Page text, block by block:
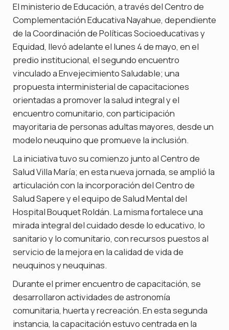
El ministerio de Educación, a través del Centro de
Complementación Educativa Nayahue, dependiente
de la Coordinación de Políticas Socioeducativas y
Equidad, llevó adelante el lunes 4 de mayo, en el
predio institucional, el segundo encuentro
vinculado a Envejecimiento Saludable; una
propuesta interministerial de capacitaciones
orientadas a promover la salud integral y el
encuentro comunitario, con participación
mayoritaria de personas adultas mayores, desde un
modelo neuquino que promueve la inclusión.
La iniciativa tuvo su comienzo junto al Centro de
Salud Villa María; en esta nueva jornada, se amplió la
articulación con la incorporación del Centro de
Salud Sapere y el equipo de Salud Mental del
Hospital Bouquet Roldán. La misma fortalece una
mirada integral del cuidado desde lo educativo, lo
sanitario y lo comunitario, con recursos puestos al
servicio de la mejora en la calidad de vida de
neuquinos y neuquinas.
Durante el primer encuentro de capacitación, se
desarrollaron actividades de astronomía
comunitaria, huerta y recreación. En esta segunda
instancia, la capacitación estuvo centrada en la